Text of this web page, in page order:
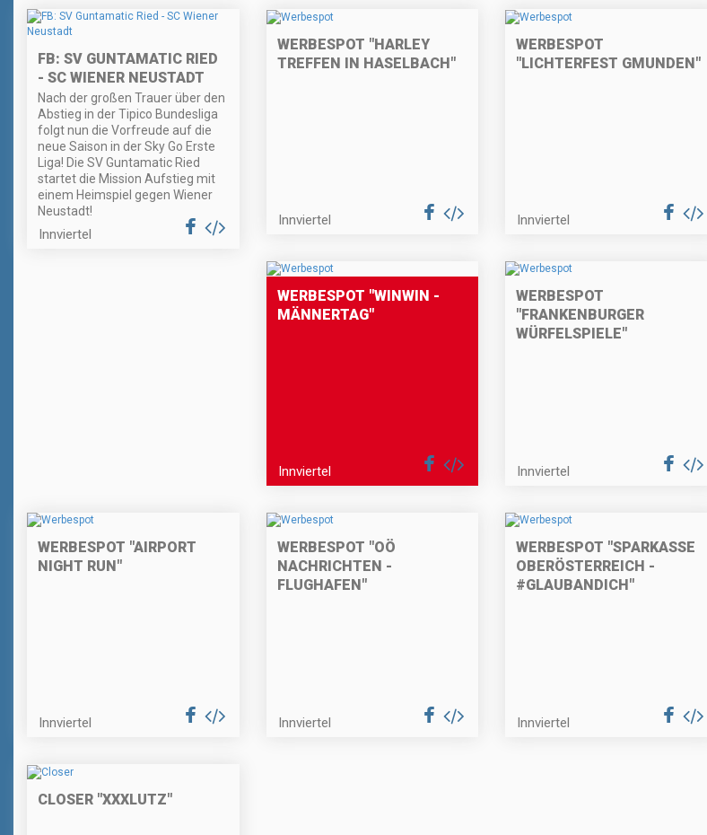
FB: SV GUNTAMATIC RIED
- SC WIENER NEUSTADT
Nach der großen Trauer über den
Abstieg in der Tipico Bundesliga
folgt nun die Vorfreude auf die
neue Saison in der Sky Go Erste
Liga! Die SV Guntamatic Ried
startet die Mission Aufstieg mit
einem Heimspiel gegen Wiener
Neustadt!
Innviertel
WERBESPOT "HARLEY
TREFFEN IN HASELBACH"
Innviertel
WERBESPOT
"LICHTERFEST GMUNDEN"
Innviertel
WERBESPOT "WINWIN -
MÄNNERTAG"
Innviertel
WERBESPOT
"FRANKENBURGER
WÜRFELSPIELE"
Innviertel
WERBESPOT "AIRPORT
NIGHT RUN"
Innviertel
WERBESPOT "OÖ
NACHRICHTEN -
FLUGHAFEN"
Innviertel
WERBESPOT "SPARKASSE
OBERÖSTERREICH -
#GLAUBANDICH"
Innviertel
CLOSER "XXXLUTZ"